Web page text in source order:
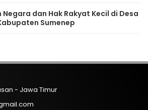
dan Hak Rakyat Kecil di Desa
Sumenep
- Jawa Timur